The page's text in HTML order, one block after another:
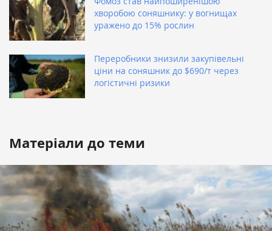
хворобою соняшнику: у вогнищах
уражено до 15% рослин
Переробники знизили закупівельні
ціни на соняшник до $690/т через
логістичні ризики
Матеріали до теми